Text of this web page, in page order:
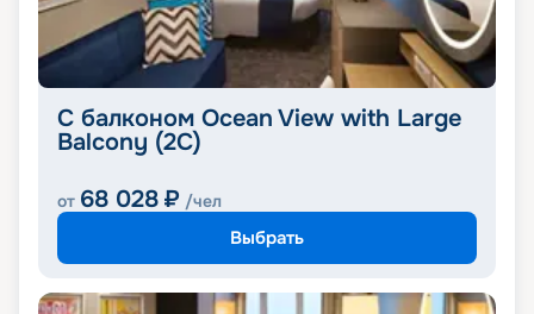
С балконом Ocean View with Large
Balcony (2C)
от 68 028 ₽ /чел
Выбрать